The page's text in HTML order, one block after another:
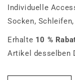
Individuelle
Socken,
Erhalte 10 %
Artikel desselben